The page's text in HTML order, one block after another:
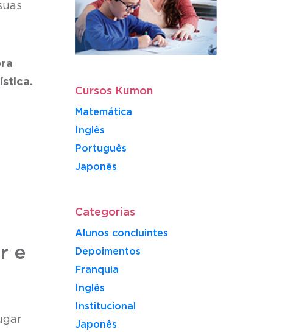
e
Cursos Kumon
Matemática
Inglês
Português
​Japonês
Categorias
Alunos concluintes
Depoimentos
Franquia
Inglês
Institucional
Japonês